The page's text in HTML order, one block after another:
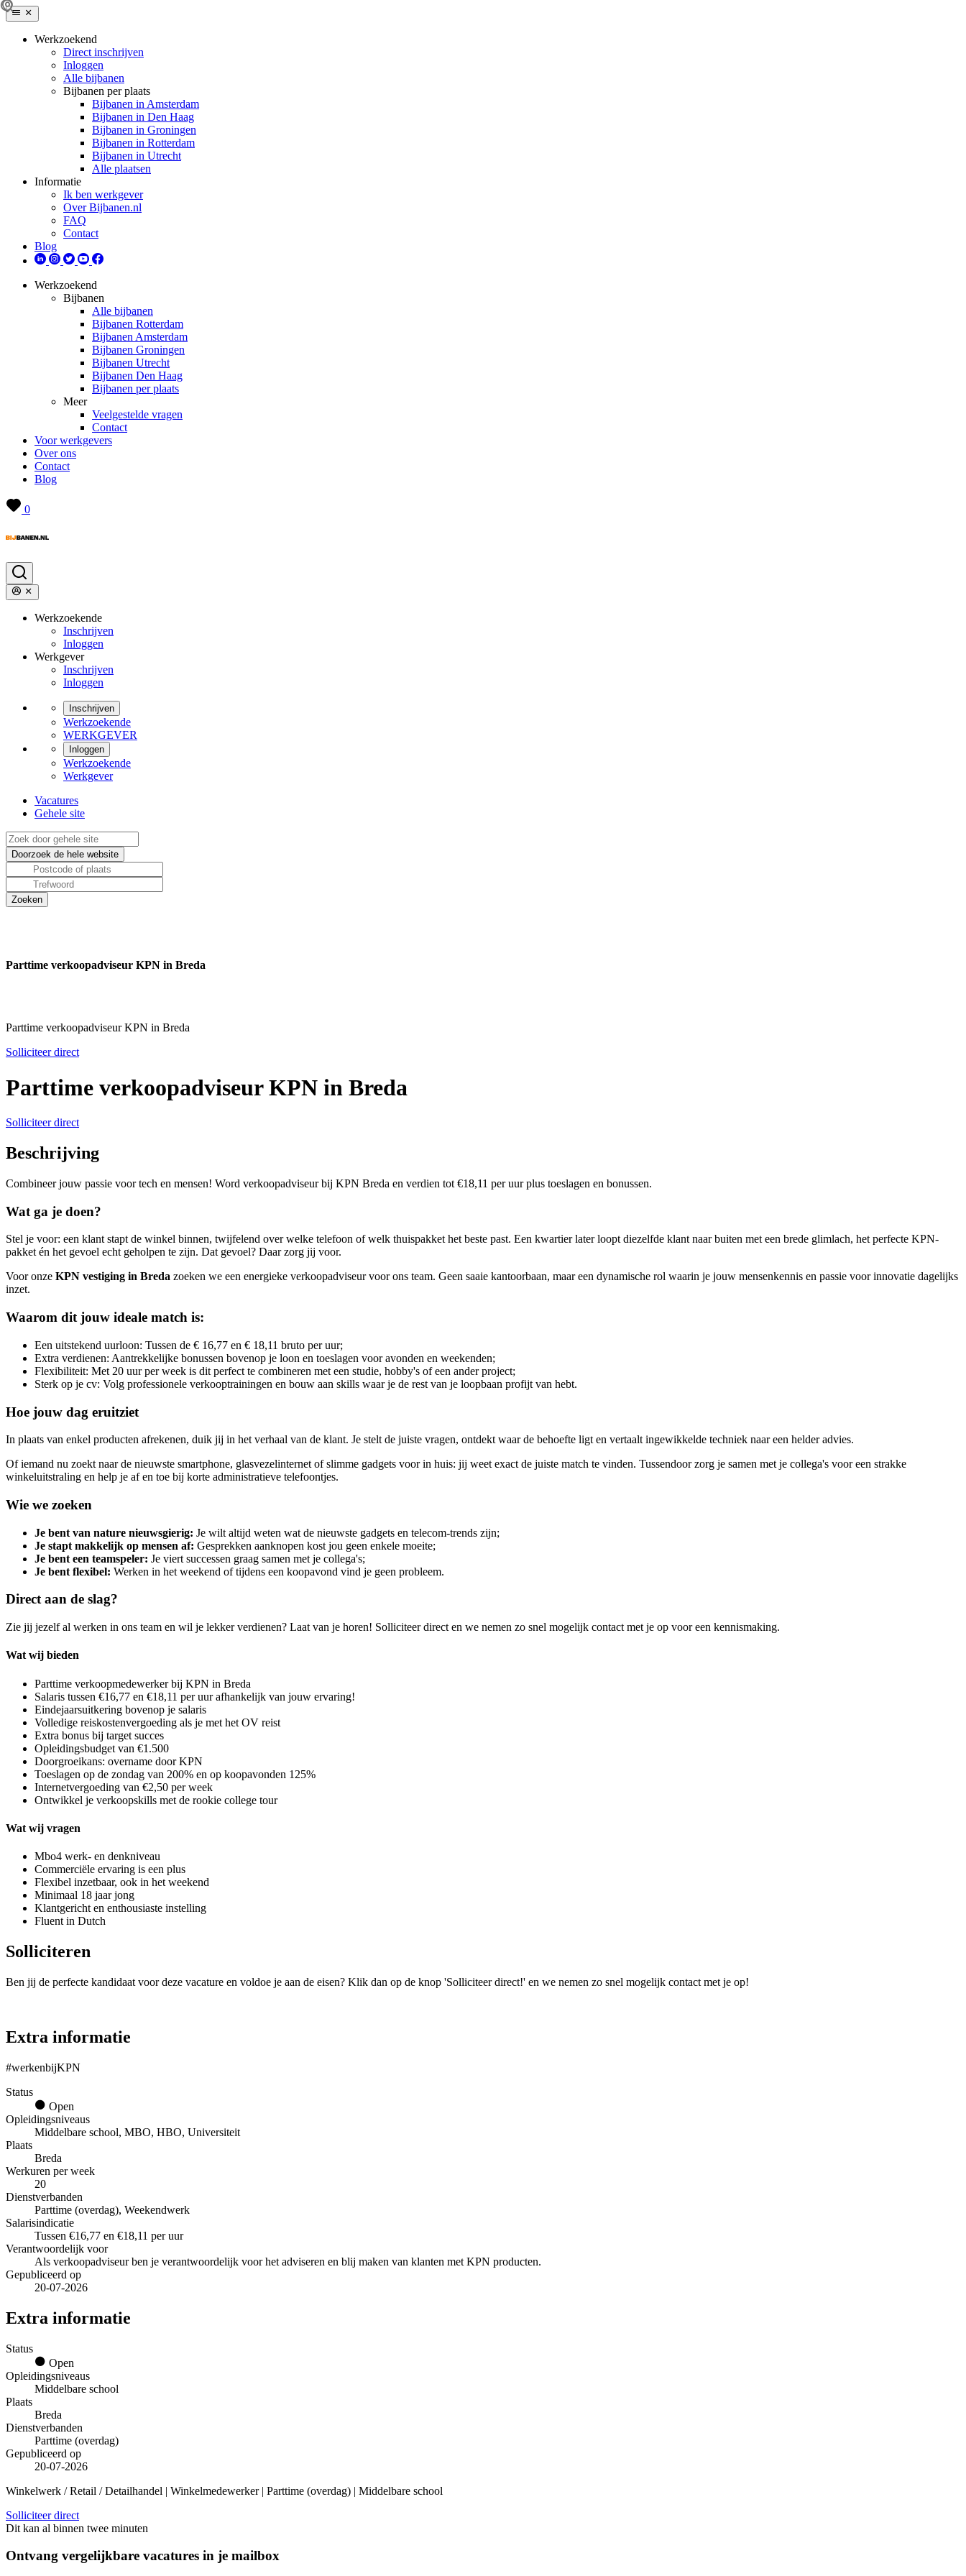
Werkzoekend
Direct inschrijven
Inloggen
Alle bijbanen
Bijbanen per plaats
Bijbanen in Amsterdam
Bijbanen in Den Haag
Bijbanen in Groningen
Bijbanen in Rotterdam
Bijbanen in Utrecht
Alle plaatsen
Informatie
Ik ben werkgever
Over Bijbanen.nl
FAQ
Contact
Blog
Werkzoekend
Bijbanen
Alle bijbanen
Bijbanen Rotterdam
Bijbanen Amsterdam
Bijbanen Groningen
Bijbanen Utrecht
Bijbanen Den Haag
Bijbanen per plaats
Meer
Veelgestelde vragen
Contact
Voor werkgevers
Over ons
Contact
Blog
0
Werkzoekende
Inschrijven
Inloggen
Werkgever
Inschrijven
Inloggen
Inschrijven
Werkzoekende
WERKGEVER
Inloggen
Werkzoekende
Werkgever
Vacatures
Gehele site
Parttime verkoopadviseur KPN in Breda
Parttime verkoopadviseur KPN in Breda
Solliciteer direct
Parttime verkoopadviseur KPN in Breda
Solliciteer direct
Beschrijving
Combineer jouw passie voor tech en mensen! Word verkoopadviseur bij KPN Breda en verdien tot €18,11 per uur plus toeslagen en bonussen.
Wat ga je doen?
Stel je voor: een klant stapt de winkel binnen, twijfelend over welke telefoon of welk thuispakket het beste past. Een kwartier later loopt diezelfde klant naar buiten met een brede glimlach, het perfecte KPN-
pakket én het gevoel echt geholpen te zijn. Dat gevoel? Daar zorg jij voor.
Voor onze KPN vestiging in Breda zoeken we een energieke verkoopadviseur voor ons team. Geen saaie kantoorbaan, maar een dynamische rol waarin je jouw mensenkennis en passie voor innovatie dagelijks
inzet.
Waarom dit jouw ideale match is:
Een uitstekend uurloon: Tussen de € 16,77 en € 18,11 bruto per uur;
Extra verdienen: Aantrekkelijke bonussen bovenop je loon en toeslagen voor avonden en weekenden;
Flexibiliteit: Met 20 uur per week is dit perfect te combineren met een studie, hobby's of een ander project;
Sterk op je cv: Volg professionele verkooptrainingen en bouw aan skills waar je de rest van je loopbaan profijt van hebt.
Hoe jouw dag eruitziet
In plaats van enkel producten afrekenen, duik jij in het verhaal van de klant. Je stelt de juiste vragen, ontdekt waar de behoefte ligt en vertaalt ingewikkelde techniek naar een helder advies.
Of iemand nu zoekt naar de nieuwste smartphone, glasvezelinternet of slimme gadgets voor in huis: jij weet exact de juiste match te vinden. Tussendoor zorg je samen met je collega's voor een strakke
winkeluitstraling en help je af en toe bij korte administratieve telefoontjes.
Wie we zoeken
Je bent van nature nieuwsgierig: Je wilt altijd weten wat de nieuwste gadgets en telecom-trends zijn;
Je stapt makkelijk op mensen af: Gesprekken aanknopen kost jou geen enkele moeite;
Je bent een teamspeler: Je viert successen graag samen met je collega's;
Je bent flexibel: Werken in het weekend of tijdens een koopavond vind je geen probleem.
Direct aan de slag?
Zie jij jezelf al werken in ons team en wil je lekker verdienen? Laat van je horen! Solliciteer direct en we nemen zo snel mogelijk contact met je op voor een kennismaking.
Wat wij bieden
Parttime verkoopmedewerker bij KPN in Breda
Salaris tussen €16,77 en €18,11 per uur afhankelijk van jouw ervaring!
Eindejaarsuitkering bovenop je salaris
Volledige reiskostenvergoeding als je met het OV reist
Extra bonus bij target succes
Opleidingsbudget van €1.500
Doorgroeikans: overname door KPN
Toeslagen op de zondag van 200% en op koopavonden 125%
Internetvergoeding van €2,50 per week
Ontwikkel je verkoopskills met de rookie college tour
Wat wij vragen
Mbo4 werk- en denkniveau
Commerciële ervaring is een plus
Flexibel inzetbaar, ook in het weekend
Minimaal 18 jaar jong
Klantgericht en enthousiaste instelling
Fluent in Dutch
Solliciteren
Ben jij de perfecte kandidaat voor deze vacature en voldoe je aan de eisen? Klik dan op de knop 'Solliciteer direct!' en we nemen zo snel mogelijk contact met je op!
Extra informatie
#werkenbijKPN
Status
Open
Opleidingsniveaus
Middelbare school, MBO, HBO, Universiteit
Plaats
Breda
Werkuren per week
20
Dienstverbanden
Parttime (overdag), Weekendwerk
Salarisindicatie
Tussen €16,77 en €18,11 per uur
Verantwoordelijk voor
Als verkoopadviseur ben je verantwoordelijk voor het adviseren en blij maken van klanten met KPN producten.
Gepubliceerd op
20-07-2026
Extra informatie
Status
Open
Opleidingsniveaus
Middelbare school
Plaats
Breda
Dienstverbanden
Parttime (overdag)
Gepubliceerd op
20-07-2026
Winkelwerk / Retail / Detailhandel | Winkelmedewerker | Parttime (overdag) | Middelbare school
Solliciteer direct
Dit kan al binnen twee minuten
Ontvang vergelijkbare vacatures in je mailbox